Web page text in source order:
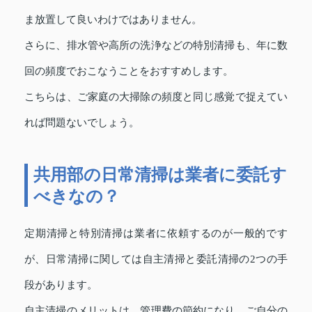
ま放置して良いわけではありません。
さらに、排水管や高所の洗浄などの特別清掃も、年に数
回の頻度でおこなうことをおすすめします。
こちらは、ご家庭の大掃除の頻度と同じ感覚で捉えてい
れば問題ないでしょう。
共用部の日常清掃は業者に委託す
べきなの？
定期清掃と特別清掃は業者に依頼するのが一般的です
が、日常清掃に関しては自主清掃と委託清掃の2つの手
段があります。